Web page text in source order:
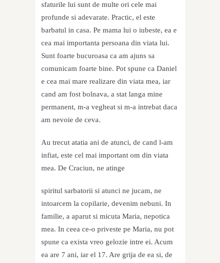
sfaturile lui sunt de multe ori cele mai
profunde si adevarate. Practic, el este
barbatul in casa. Pe mama lui o iubeste, ea e
cea mai importanta persoana din viata lui.
Sunt foarte bucuroasa ca am ajuns sa
comunicam foarte bine. Pot spune ca Daniel
e cea mai mare realizare din viata mea, iar
cand am fost bolnava, a stat langa mine
permanent, m-a vegheat si m-a intrebat daca
am nevoie de ceva.
Au trecut atatia ani de atunci, de cand l-am
infiat, este cel mai important om din viata
mea. De Craciun, ne atinge
spiritul sarbatorii si atunci ne jucam, ne
intoarcem la copilarie, devenim nebuni. In
familie, a aparut si micuta Maria, nepotica
mea. In ceea ce-o priveste pe Maria, nu pot
spune ca exista vreo gelozie intre ei. Acum
ea are 7 ani, iar el 17. Are grija de ea si, de